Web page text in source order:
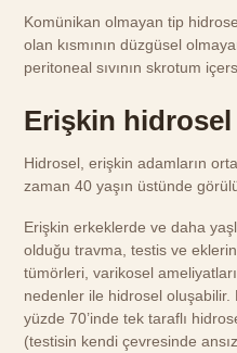
Komünikan olmayan tip
olan kısmının düzgüsel
peritoneal sıvının skrotum
Erişkin hidrosel
Hidrosel, erişkin adamların
zaman 40 yaşın üstünde
Erişkin erkeklerde ve daha
olduğu travma, testis ve
tümörleri, varikosel
nedenler ile hidrosel oluşabilir.
yüzde 70’inde tek taraflı
(testisin kendi çevresinde